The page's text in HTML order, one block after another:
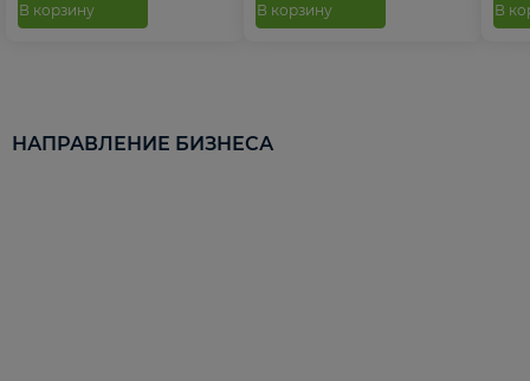
В корзину В корзину В
НАПРАВЛЕНИЕ БИЗНЕСА